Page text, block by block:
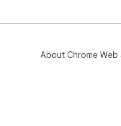
About Chrome Web